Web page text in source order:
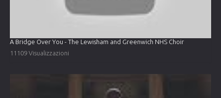
A Bridge Over You - The Lewisham and Greenwich NHS Choir
11109 Visualizzazioni